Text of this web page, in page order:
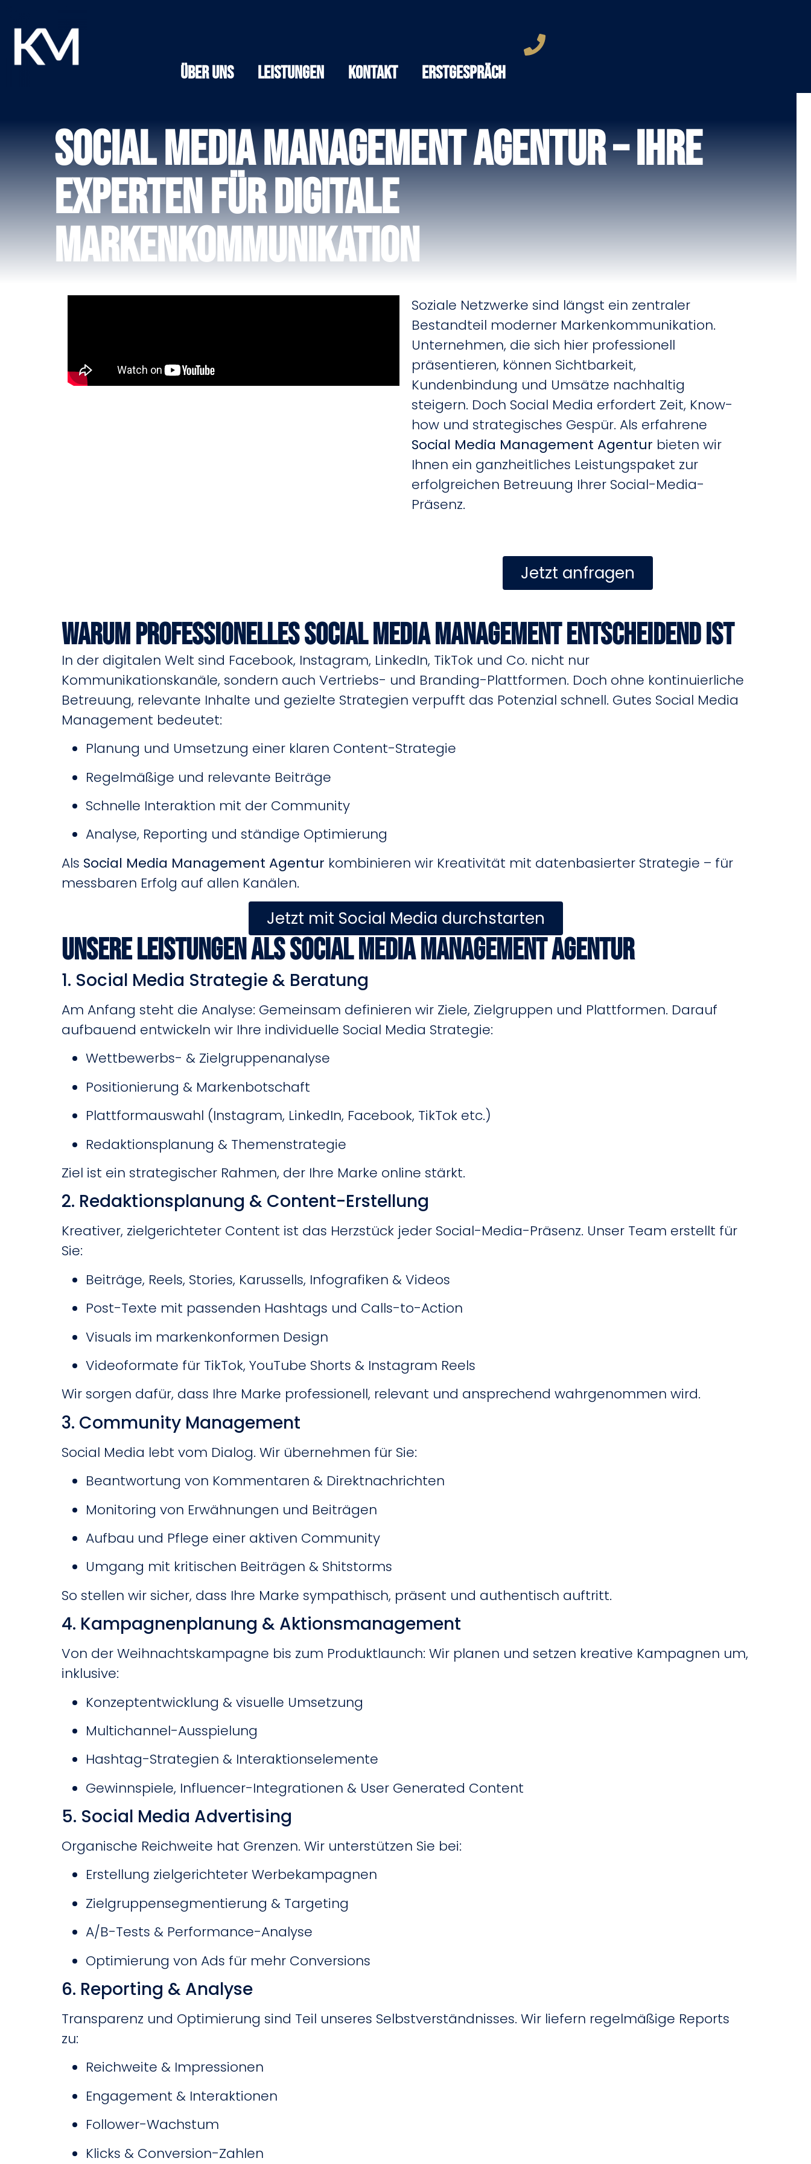
Über Uns Leistungen Kontakt Erstgespräch
Social Media Management Agentur – Ihre
Experten für digitale
Markenkommunikation
Soziale Netzwerke sind längst ein zentraler
Bestandteil moderner Markenkommunikation.
Unternehmen, die sich hier professionell
präsentieren, können Sichtbarkeit,
Kundenbindung und Umsätze nachhaltig
steigern. Doch Social Media erfordert Zeit, Know-
how und strategisches Gespür. Als erfahrene
Social Media Management Agentur bieten wir
Ihnen ein ganzheitliches Leistungspaket zur
erfolgreichen Betreuung Ihrer Social-Media-
Präsenz.
Jetzt anfragen
Warum professionelles Social Media Management entscheidend ist
In der digitalen Welt sind Facebook, Instagram, LinkedIn, TikTok und Co. nicht nur
Kommunikationskanäle, sondern auch Vertriebs- und Branding-Plattformen. Doch ohne kontinuierliche
Betreuung, relevante Inhalte und gezielte Strategien verpufft das Potenzial schnell. Gutes Social Media
Management bedeutet:
Planung und Umsetzung einer klaren Content-Strategie
Regelmäßige und relevante Beiträge
Schnelle Interaktion mit der Community
Analyse, Reporting und ständige Optimierung
Als Social Media Management Agentur kombinieren wir Kreativität mit datenbasierter Strategie – für
messbaren Erfolg auf allen Kanälen.
Jetzt mit Social Media durchstarten
Unsere Leistungen als Social Media Management Agentur
1. Social Media Strategie & Beratung
Am Anfang steht die Analyse: Gemeinsam definieren wir Ziele, Zielgruppen und Plattformen. Darauf
aufbauend entwickeln wir Ihre individuelle Social Media Strategie:
Wettbewerbs- & Zielgruppenanalyse
Positionierung & Markenbotschaft
Plattformauswahl (Instagram, LinkedIn, Facebook, TikTok etc.)
Redaktionsplanung & Themenstrategie
Ziel ist ein strategischer Rahmen, der Ihre Marke online stärkt.
2. Redaktionsplanung & Content-Erstellung
Kreativer, zielgerichteter Content ist das Herzstück jeder Social-Media-Präsenz. Unser Team erstellt für
Sie:
Beiträge, Reels, Stories, Karussells, Infografiken & Videos
Post-Texte mit passenden Hashtags und Calls-to-Action
Visuals im markenkonformen Design
Videoformate für TikTok, YouTube Shorts & Instagram Reels
Wir sorgen dafür, dass Ihre Marke professionell, relevant und ansprechend wahrgenommen wird.
3. Community Management
Social Media lebt vom Dialog. Wir übernehmen für Sie:
Beantwortung von Kommentaren & Direktnachrichten
Monitoring von Erwähnungen und Beiträgen
Aufbau und Pflege einer aktiven Community
Umgang mit kritischen Beiträgen & Shitstorms
So stellen wir sicher, dass Ihre Marke sympathisch, präsent und authentisch auftritt.
4. Kampagnenplanung & Aktionsmanagement
Von der Weihnachtskampagne bis zum Produktlaunch: Wir planen und setzen kreative Kampagnen um,
inklusive:
Konzeptentwicklung & visuelle Umsetzung
Multichannel-Ausspielung
Hashtag-Strategien & Interaktionselemente
Gewinnspiele, Influencer-Integrationen & User Generated Content
5. Social Media Advertising
Organische Reichweite hat Grenzen. Wir unterstützen Sie bei:
Erstellung zielgerichteter Werbekampagnen
Zielgruppensegmentierung & Targeting
A/B-Tests & Performance-Analyse
Optimierung von Ads für mehr Conversions
6. Reporting & Analyse
Transparenz und Optimierung sind Teil unseres Selbstverständnisses. Wir liefern regelmäßige Reports
zu:
Reichweite & Impressionen
Engagement & Interaktionen
Follower-Wachstum
Klicks & Conversion-Zahlen